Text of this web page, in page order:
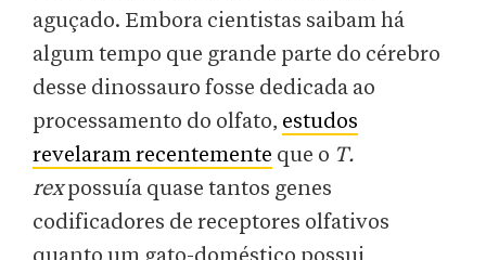
aguçado. Embora cientistas saibam há
algum tempo que grande parte do cérebro
desse dinossauro fosse dedicada ao
processamento do olfato, estudos
revelaram recentemente que o T.
rexpossuía quase tantos genes
codificadores de receptores olfativos